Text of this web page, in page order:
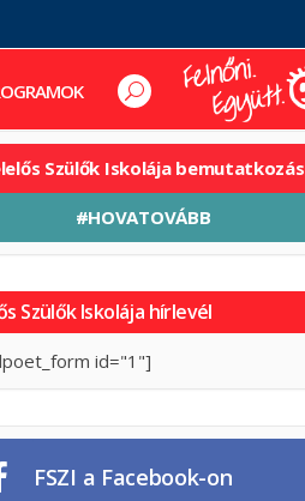
Szülők Iskolája bemutatkozás
#HOVATOVÁBB
Szülők Iskolája hírlevél
id="1"]
FSZI a Facebook-on